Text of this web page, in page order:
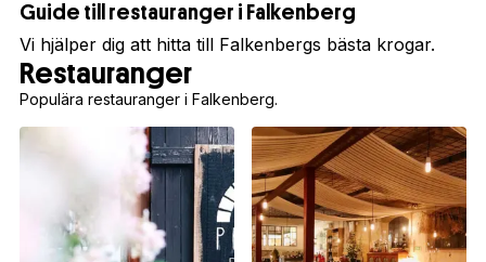
Guide till restauranger i Falkenberg
Vi hjälper dig att hitta till Falkenbergs bästa krogar.
Populära restauranger i Falkenberg.
Restauranger